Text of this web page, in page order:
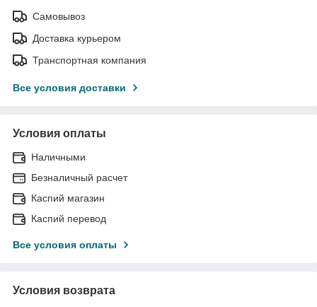
Самовывоз
Доставка курьером
Транспортная компания
Все условия доставки
Условия оплаты
Наличными
Безналичный расчет
Каспий магазин
Каспий перевод
Все условия оплаты
Условия возврата